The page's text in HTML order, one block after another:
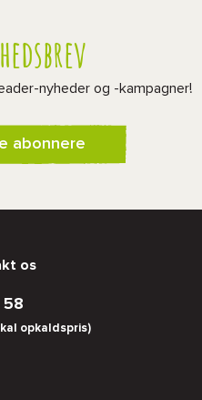
nyheder og -kampagner!
abonnere
os
58
opkaldspris)